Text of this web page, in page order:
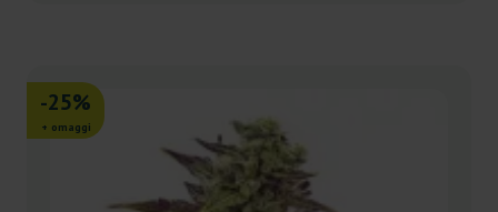
-25%
+ omaggi